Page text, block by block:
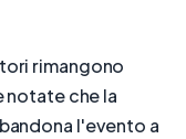
rimangono
notate che la
l'evento a